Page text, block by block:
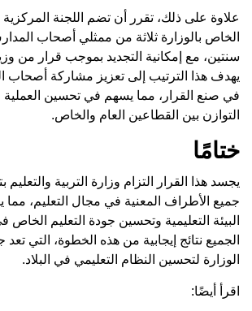
علاوة على ذلك، تقرر أن تضم اللجنة المركزية
الخاص بالوزارة ثلاثة من ممثلي أصحاب
سنتين، مع إمكانية التجديد بموجب قرار من
يهدف هذا الترتيب إلى تعزيز مشاركة أصحاب
في صنع القرار، مما يسهم في تحسين العملية
التوازن بين القطاعين العام والخاص.
ختامًا
يجسد هذا القرار التزام وزارة التربية والتعليم
جميع الأطراف المعنية في مجال التعليم،
البيئة التعليمية وتحسين جودة التعليم
الجميع نتائج إيجابية من هذه الخطوة، التي
الوزارة لتحسين النظام التعليمي في البلاد.
اقرأ أيضًا: